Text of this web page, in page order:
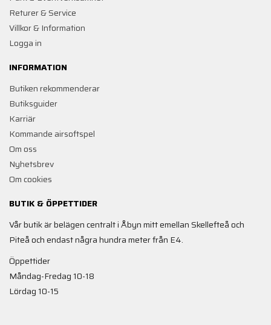
Returer & Service
Villkor & Information
Logga in
INFORMATION
Butiken rekommenderar
Butiksguider
Karriär
Kommande airsoftspel
Om oss
Nyhetsbrev
Om cookies
BUTIK & ÖPPETTIDER
Vår butik är belägen centralt i Åbyn mitt emellan Skellefteå och
Piteå och endast några hundra meter från E4.
Öppettider
Måndag-Fredag 10-18
Lördag 10-15